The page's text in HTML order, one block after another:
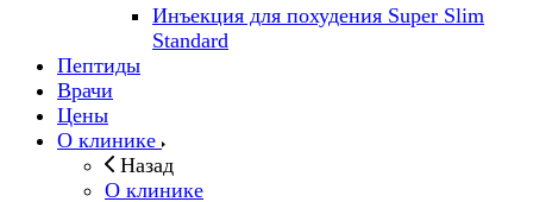
Инъекция для похудения Super Slim
Standard
Пептиды
Врачи
Цены
О клинике
Назад
О клинике